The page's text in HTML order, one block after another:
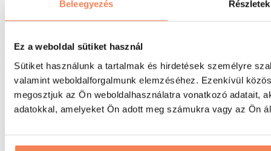
Beleegyezés Részletek
Ez a weboldal sütiket használ
Sütiket használunk a tartalmak és hirdetések személyre
valamint weboldalforgalmunk elemzéséhez. Ezenkívül
megosztjuk az Ön weboldalhasználatra vonatkozó adatait,
adatokkal, amelyeket Ön adott meg számukra vagy az Ön
Táskák & hátizsákok
Hátizsákok
Futás
Küzdősportok
Kerékpározás
Jóga és pilates
Úszás
Túrázás